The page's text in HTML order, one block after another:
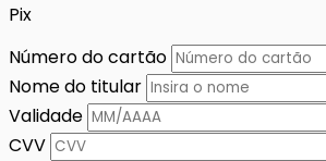
Pix
Número do cartão
Nome do titular
Validade
CVV